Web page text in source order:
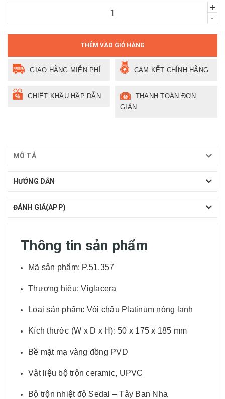
+
-
THÊM VÀO GIỎ HÀNG
GIAO HÀNG MIỄN PHÍ CAM KẾT CHÍNH HÃNG
CHIẾT KHẤU HẤP DẪN
THANH TOÁN ĐƠN
GIẢN
MÔ TẢ
HƯỚNG DẪN
ĐÁNH GIÁ(APP)
Thông tin sản phẩm
Mã sản phẩm: P.51.357
Thương hiệu: Viglacera
Loại sản phẩm: Vòi chậu Platinum nóng lạnh
Kích thước (W x D x H): 50 x 175 x 185 mm
Bề mặt mạ vàng đồng PVD
Vật liệu bộ trộn ceramic, UPVC
Bộ trộn nhiệt độ Sedal – Tây Ban Nha